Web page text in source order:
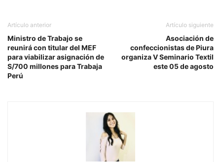
Artículo anterior
Ministro de Trabajo se
reunirá con titular del MEF
para viabilizar asignación de
S/700 millones para Trabaja
Perú
Artículo siguiente
Asociación de
confeccionistas de Piura
organiza V Seminario Textil
este 05 de agosto